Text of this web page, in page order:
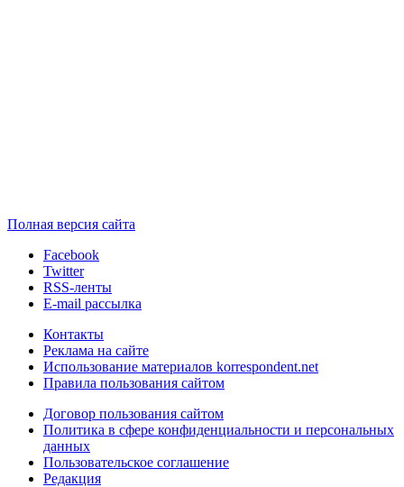
Полная версия сайта
Facebook
Twitter
RSS-ленты
E-mail рассылка
Контакты
Реклама на сайте
Использование материалов korrespondent.net
Правила пользования сайтом
Договор пользования сайтом
Политика в сфере конфиденциальности и персональных
данных
Пользовательское соглашение
Редакция